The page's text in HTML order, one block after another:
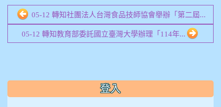
05-12 轉知社團法人台灣食品技師協會舉辦「第二屆...
05-12 轉知教育部委託國立臺灣大學辦理「114年...
::: 登入